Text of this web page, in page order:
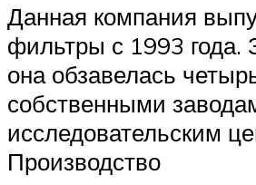
Данная компания
фильтры с 1993 года.
она обзавелась
собственными
исследовательским
Производство